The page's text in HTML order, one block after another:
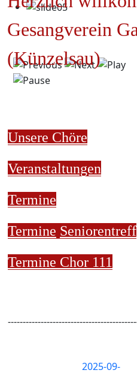
Gesangverein
(Künzelsau)
Unsere Chöre
Veranstaltungen
Termine
Termine Seniorentreff
Termine Chor 111